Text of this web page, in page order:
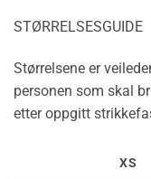
STØRRELSESGUIDE
Størrelsene er
personen som skal
etter oppgitt
XS